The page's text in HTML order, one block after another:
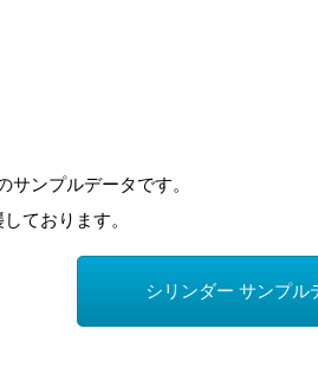
ンプルデータです。
ております。
シリンダー サンプル